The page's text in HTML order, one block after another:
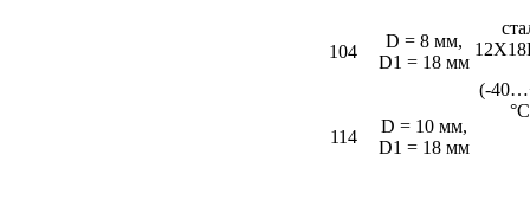
(-
104
D = 8 мм,
D1 = 18 мм
114
D = 10 мм,
D1 = 18 мм